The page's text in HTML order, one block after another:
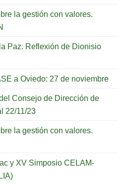
la gestión con valores.
Paz. Reflexión de Dionisio
a Oviedo: 27 de noviembre
Consejo de Dirección de
22/11/23
la gestión con valores.
y XV Simposio CELAM-